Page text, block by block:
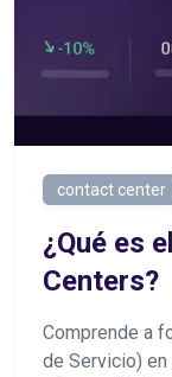
contact center
¿Qué es
Centers?
Comprende a
de Servicio)